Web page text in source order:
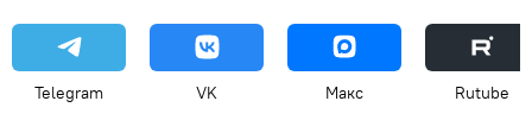
Telegram VK Макс Rutube